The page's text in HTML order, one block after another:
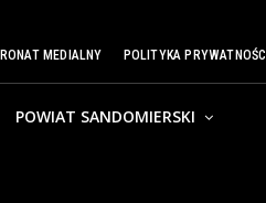
MEDIALNY POLITYKA PRYWATNOŚCI
POWIAT SANDOMIERSKI